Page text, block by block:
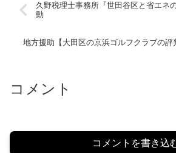
久野税理士事務所『世田谷区と省エネ
動
地方援助【大田区の京浜ゴルフクラブの評
コメント
コメントを書き込